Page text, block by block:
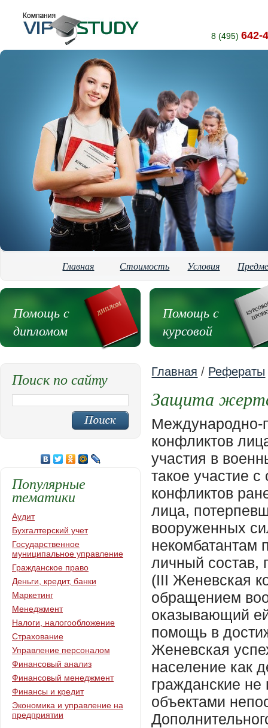
8 (495) 642-
Главная Стоимость Условия
Помощь с
дипломом
Помощь с
курсовой
Главная / Рефераты
Защита
Международно-
конфликтов
участия в
такое участие
конфликтов
лица,
вооруженных
некомбатантам
личный состав,
(III Женевская
обращением
оказывающий
помощь в
Женевская
население как
гражданские
объектами
Поиск по сайту
Популярные
тематики
Аудит
Бухгалтерский учет
Государственное
муниципальное управление
Гражданское право
Деньги, кредит, банки
Маркетинг
Менеджмент
Налоги, налогообложение
Страхование
Управление персоналом
Финансовый анализ
Финансовый менеджмент
Финансы и кредит
Экономика и управление на
предприятии